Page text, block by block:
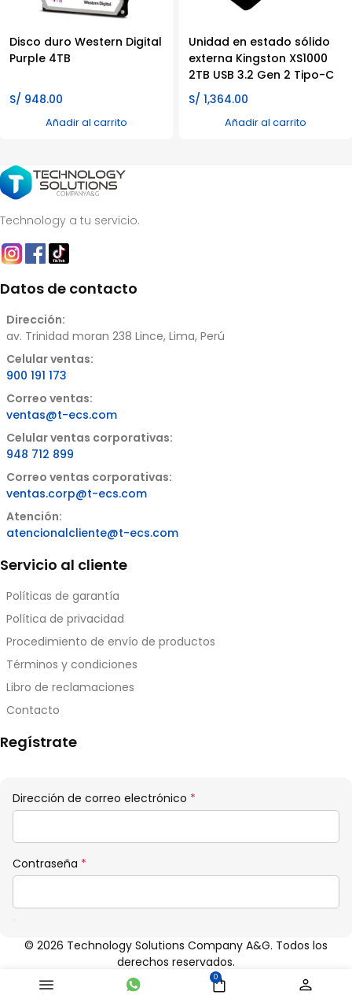
Disco duro Western Digital
Purple 4TB
S/ 948.00
Añadir al carrito
Unidad en estado sólido
externa Kingston XS1000
2TB USB 3.2 Gen 2 Tipo-C
S/ 1,364.00
Añadir al carrito
Technology a tu servicio.
Datos de contacto
Dirección:
av. Trinidad moran 238 Lince, Lima, Perú
Celular ventas:
900 191 173
Correo ventas:
ventas@t-ecs.com
Celular ventas corporativas:
948 712 899
Correo ventas corporativas:
ventas.corp@t-ecs.com
Atención:
atencionalcliente@t-ecs.com
Servicio al cliente
Políticas de garantía
Política de privacidad
Procedimiento de envío de productos
Términos y condiciones
Libro de reclamaciones
Contacto
Regístrate
Dirección de correo electrónico *
Contraseña *
© 2026 Technology Solutions Company A&G. Todos los
derechos reservados.
0